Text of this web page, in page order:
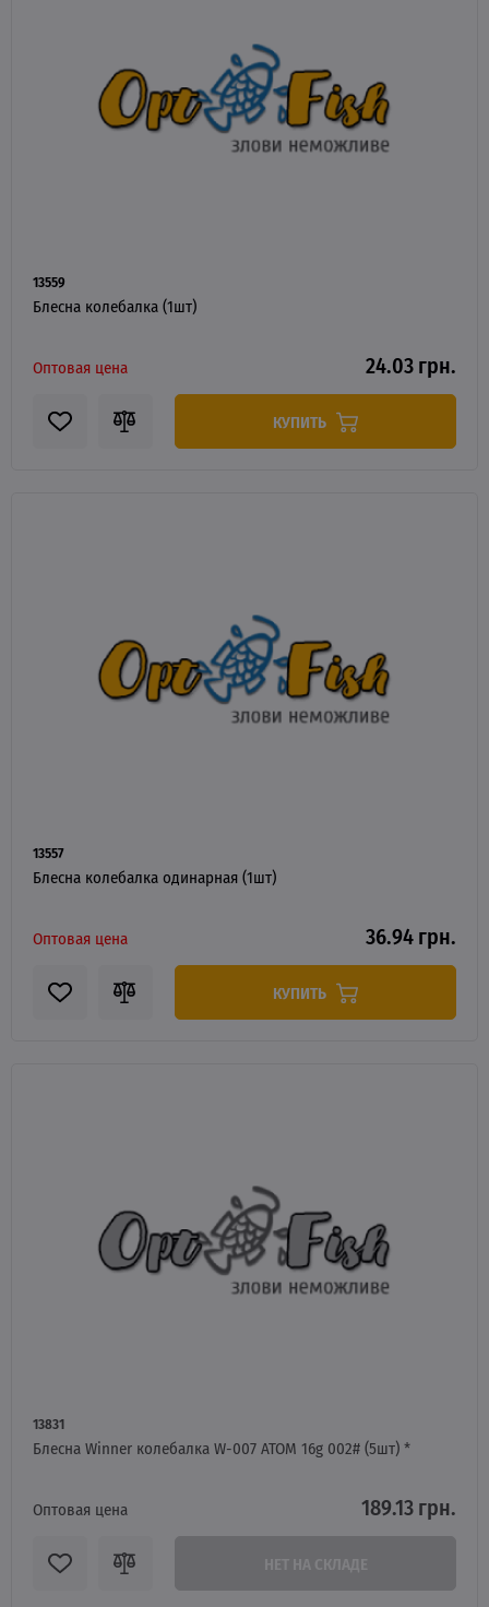
13559
Блесна колебалка (1шт)
Оптовая цена 24.03 грн.
КУПИТЬ
13557
Блесна колебалка одинарная (1шт)
Оптовая цена 36.94 грн.
КУПИТЬ
13831
Блесна Winner колебалка W-007 ATOM 16g 002# (5шт) *
Оптовая цена 189.13 грн.